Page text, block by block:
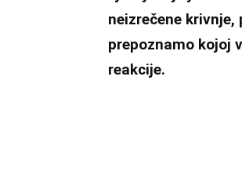
neizrečene
prepoznamo kojoj
reakcije.